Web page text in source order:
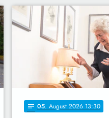
notes 05. August 2026 13:30